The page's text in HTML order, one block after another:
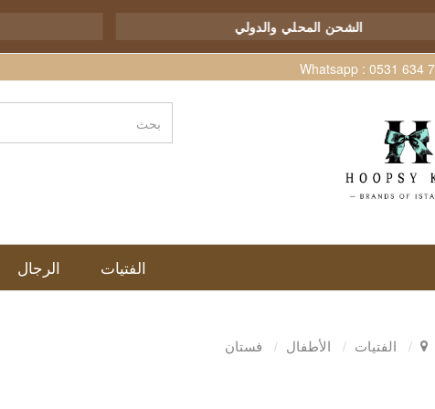
الشحن المحلي والدولي
الفتيات الرجال
الفتيات الأطفال فستان